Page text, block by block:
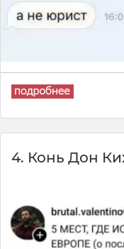
4. Конь Дон